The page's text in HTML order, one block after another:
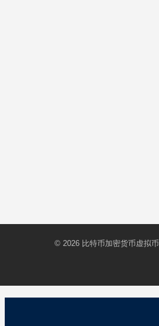
© 2026 比特币加密货币虚拟币